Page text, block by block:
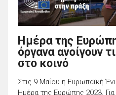
Ημέρα της
όργανα ανοίγουν
στο κοινό
Στις 9 Μαΐου η Ευρωπαϊκή
Ημέρα της Ευρώπης 2023.